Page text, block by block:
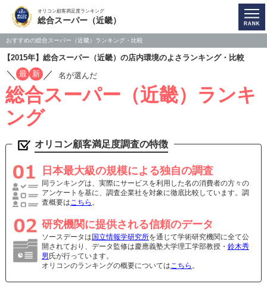
オリコン顧客満足度ランキング
総合スーパー（近畿）
おすすめの総合スーパー（近畿）ランキング・比較
【2015年】総合スーパー（近畿）の店内環境のよさランキング・比較
／ 最 新 ／ 名が選んだ
総合スーパー（近畿）ランキ
ング
オリコン顧客満足度調査の特徴
日本最大級の規模による独自の調査
同ランキングは、実際にサービスを利用した名の消費者の方々の
アンケートを基に、調査企業社を対象に徹底比較しています。調
査概要はこちら 。
研究機関に提供される信頼のデータ
ソースデータは 国立情報学研究所を通じて学術研究機関に全て公
開されており、データ監修は慶應義塾大学理工学部教授・ 鈴木秀
男 氏が行っています。
オリコンのランキングの概要についてはこちら 。